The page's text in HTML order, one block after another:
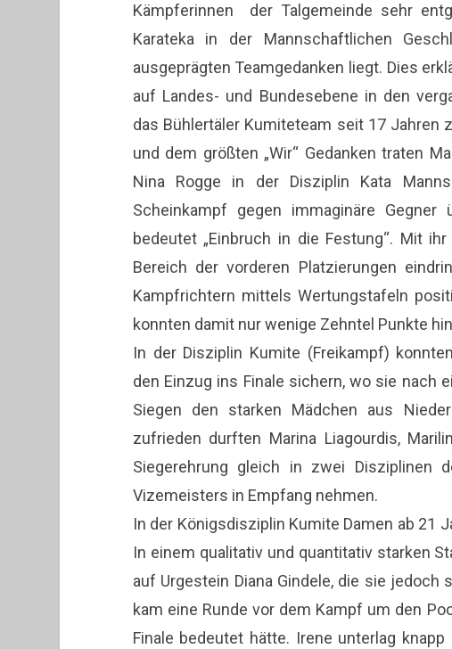
Kämpferinnen der Talgemeinde sehr
Karateka in der Mannschaftlichen
ausgeprägten Teamgedanken liegt. Dies
auf Landes- und Bundesebene in den
das Bühlertäler Kumiteteam seit 17 Jahren
und dem größten „Wir“ Gedanken traten
Nina Rogge in der Disziplin Kata
Scheinkampf gegen immaginäre Gegner
bedeutet „Einbruch in die Festung“. Mit
Bereich der vorderen Platzierungen
Kampfrichtern mittels Wertungstafeln
konnten damit nur wenige Zehntel Punkte
In der Disziplin Kumite (Freikampf)
den Einzug ins Finale sichern, wo sie nach
Siegen den starken Mädchen aus
zufrieden durften Marina Liagourdis,
Siegerehrung gleich in zwei Disziplinen
Vizemeisters in Empfang nehmen.
In der Königsdisziplin Kumite Damen ab 21
In einem qualitativ und quantitativ starken
auf Urgestein Diana Gindele, die sie jedoch
kam eine Runde vor dem Kampf um den
Finale bedeutet hätte. Irene unterlag